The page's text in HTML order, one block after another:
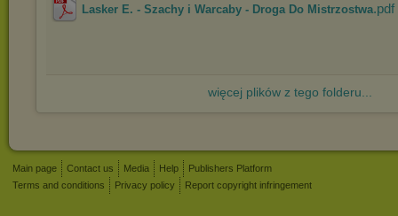
Lasker E. - Szachy i Warcaby - Droga Do Mistrzostwa.pdf
więcej plików z tego folderu...
Main page Contact us Media Help
Publishers Platform
Terms and conditions
Privacy policy Report copyright infringement